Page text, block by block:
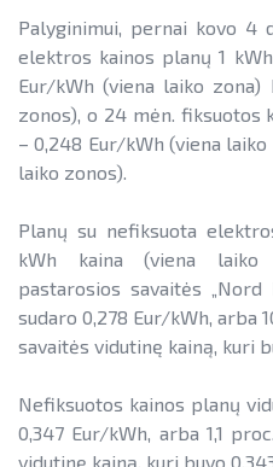
Palyginimui, pernai kovo 4
elektros kainos planų 1
Eur/kWh (viena laiko zona)
zonos), o 24 mėn. fiksuotos
– 0,248 Eur/kWh (viena
laiko zonos).
Planų su nefiksuota
kWh kaina (viena laiko
pastarosios savaitės
sudaro 0,278 Eur/kWh, arba
savaitės vidutinę kainą, kuri
Nefiksuotos kainos planų
0,347 Eur/kWh, arba 1,1
vidutinę kainą, kuri buvo